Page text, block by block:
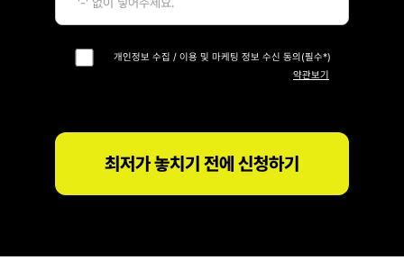
개인정보 수집 / 이용 및 마케팅 정보 수신 동의(필수*)
약관보기